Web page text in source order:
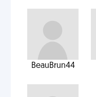
BeauBrun44